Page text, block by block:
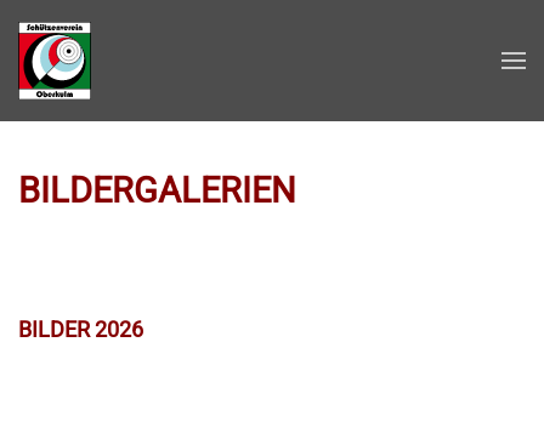
Zum Hauptinhalt springen
BILDERGALERIEN
BILDER 2026